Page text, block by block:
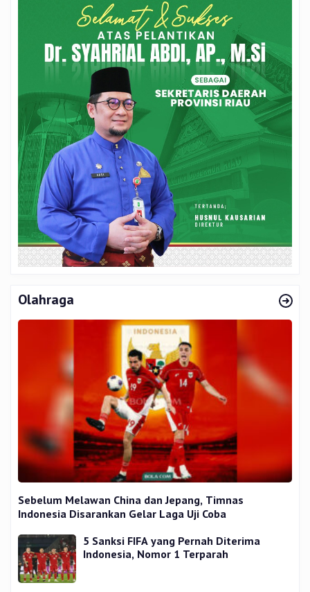
Olahraga
Sebelum Melawan China dan Jepang, Timnas
Indonesia Disarankan Gelar Laga Uji Coba
5 Sanksi FIFA yang Pernah Diterima
Indonesia, Nomor 1 Terparah